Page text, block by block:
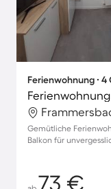
Ferienwohnung ∙ 4
Gemütliche
Balkon für
73 €